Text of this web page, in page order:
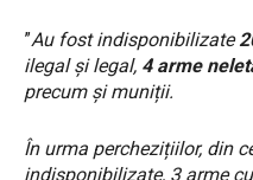
”Au fost indisponibilizate
ilegal și legal, 4 arme
precum și muniții.
În urma perchezițiilor, din
indisponibilizate, 3 arme